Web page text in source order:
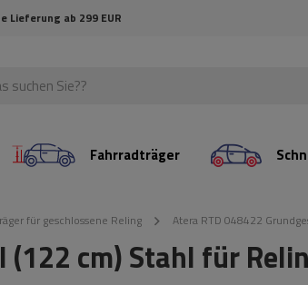
Lieferung ab 299 EUR
Fahrradträger
für geschlossene Reling Atera RTD 048422
cm) Stahl für